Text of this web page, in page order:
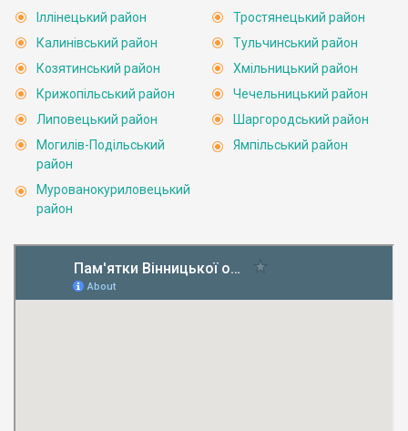
Іллінецький район
Калинівський район
Козятинський район
Крижопільський район
Липовецький район
Могилів-Подільський
район
Мурованокуриловецький
район
Тростянецький район
Тульчинський район
Хмільницький район
Чечельницький район
Шаргородський район
Ямпільський район